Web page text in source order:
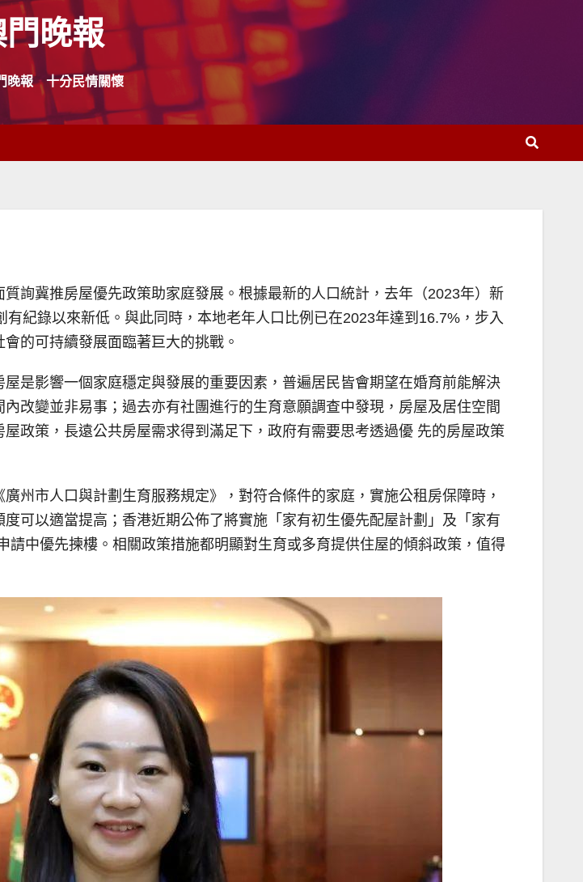
晚報
晚報 十分民情關懷
詢冀推房屋優先政策助家庭發展。根據最新的人口統計，去年（2023年）新
紀錄以來新低。與此同時，本地老年人口比例已在2023年達到16.7%，步入
的可持續發展面臨著巨大的挑戰。
是影響一個家庭穩定與發展的重要因素，普遍居民皆會期望在婚育前能解決
改變並非易事；過去亦有社團進行的生育意願調查中發現，房屋及居住空間
政策，長遠公共房屋需求得到滿足下，政府有需要思考透過優 先的房屋政策
州市人口與計劃生育服務規定》，對符合條件的家庭，實施公租房保障時，
可以適當提高；香港近期公佈了將實施「家有初生優先配屋計劃」及「家有
請中優先揀樓。相關政策措施都明顯對生育或多育提供住屋的傾斜政策，值得